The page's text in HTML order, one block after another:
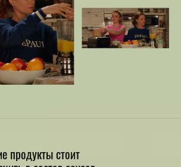
продукты стоит